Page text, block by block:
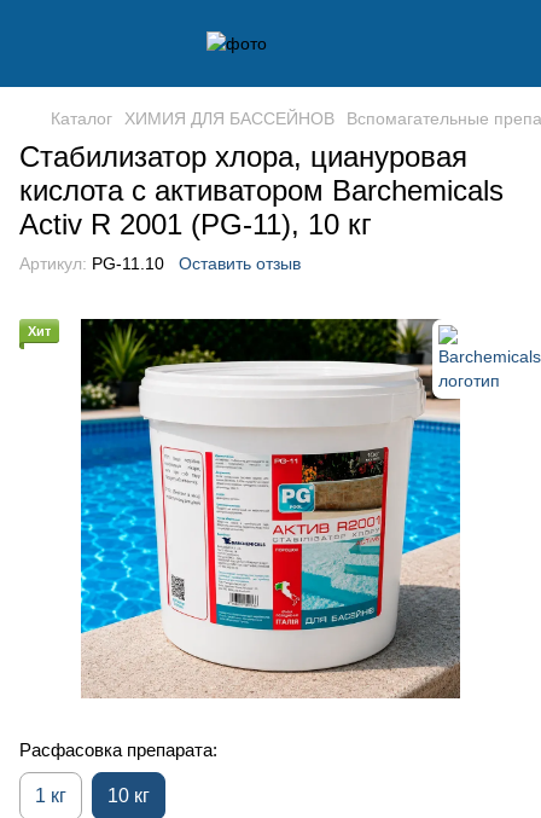
Каталог ХИМИЯ ДЛЯ БАССЕЙНОВ Вспомагательные
Стабилизатор хлора, циануровая
кислота с активатором Barchemicals
Activ R 2001 (PG-11), 10 кг
Артикул: PG-11.10 Оставить отзыв
Хит
Расфасовка препарата:
1 кг 10 кг